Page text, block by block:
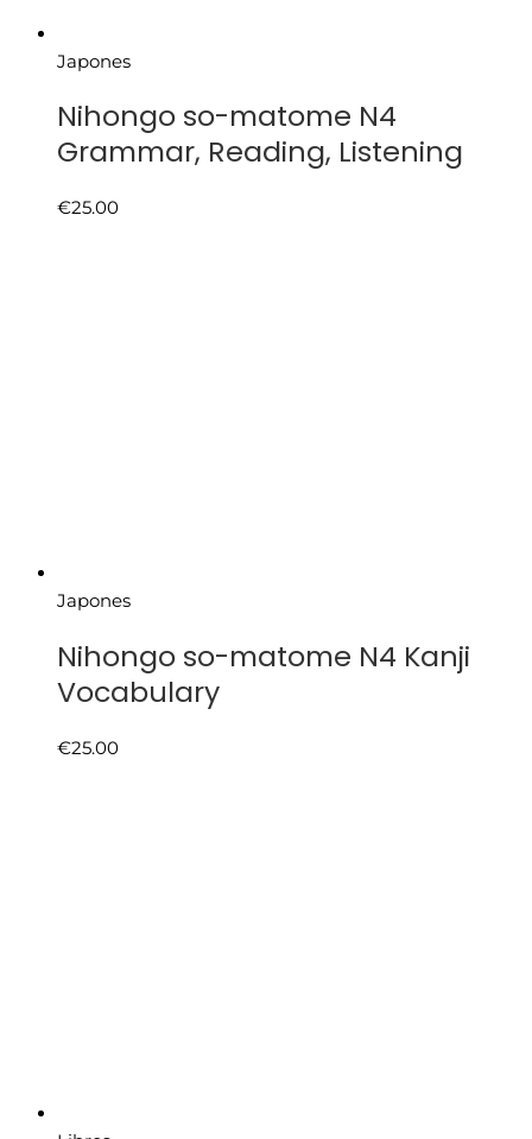
Japones
Nihongo so-matome N4
Grammar, Reading, Listening
€25.00
Japones
Nihongo so-matome N4 Kanji
Vocabulary
€25.00